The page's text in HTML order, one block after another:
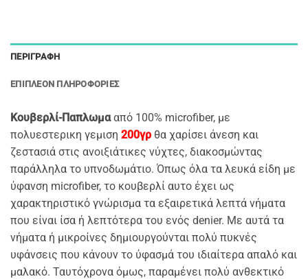
ΠΕΡΙΓΡΑΦΉ
ΕΠΙΠΛΈΟΝ ΠΛΗΡΟΦΟΡΊΕΣ
Kουβερλί-Παπλωμααπό 100% microfiber, με
πολυεστερικη γεμιση 200γρ θα χαρίσει άνεση και
ζεστασιά στις ανοιξιάτικες νύχτες, διακοσμώντας
παράλληλα το υπνοδωμάτιο. Όπως όλα τα λευκά είδη με
ύφανση microfiber, το κουβερλί αυτο έχει ως
χαρακτηριστικό γνώρισμα τα εξαιρετικά λεπτά νήματα
που είναι ίσα ή λεπτότερα του ενός denier. Με αυτά τα
νήματα ή μικροίνες δημιουργούνται πολύ πυκνές
υφάνσεις που κάνουν το ύφασμά του ιδιαίτερα απαλό και
μαλακό. Ταυτόχρονα όμως, παραμένει πολύ ανθεκτικό